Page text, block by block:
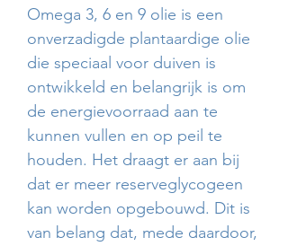
Omega 3, 6 en 9 olie is een
onverzadigde plantaardige olie
die speciaal voor duiven is
ontwikkeld en belangrijk is om
de energievoorraad aan te
kunnen vullen en op peil te
houden. Het draagt er aan bij
dat er meer reserveglycogeen
kan worden opgebouwd. Dit is
van belang dat, mede daardoor,